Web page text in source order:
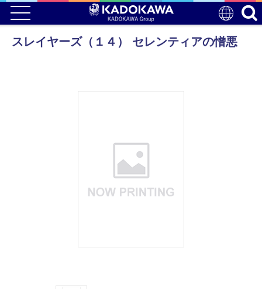
スレイヤーズ（１４） セレンティアの憎悪